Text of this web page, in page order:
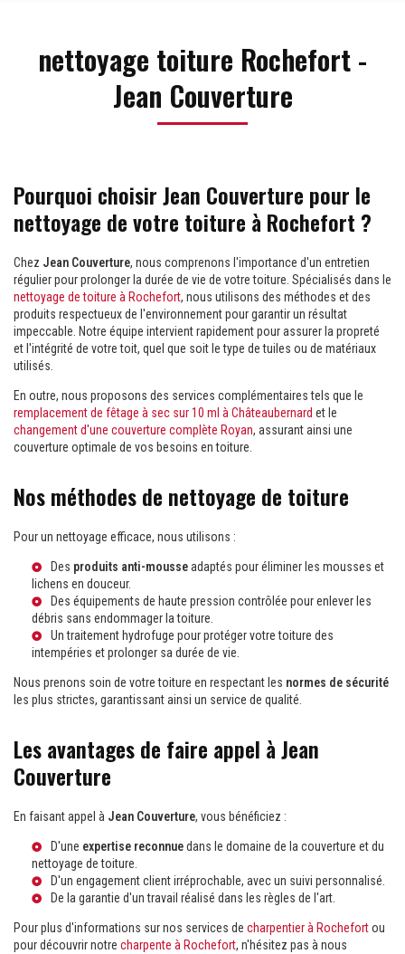
nettoyage toiture Rochefort -
Jean Couverture
Pourquoi choisir Jean Couverture pour le
nettoyage de votre toiture à Rochefort ?
Chez Jean Couverture, nous comprenons l'importance d'un entretien
régulier pour prolonger la durée de vie de votre toiture. Spécialisés dans le
nettoyage de toiture à Rochefort, nous utilisons des méthodes et des
produits respectueux de l'environnement pour garantir un résultat
impeccable. Notre équipe intervient rapidement pour assurer la propreté
et l'intégrité de votre toit, quel que soit le type de tuiles ou de matériaux
utilisés.
En outre, nous proposons des services complémentaires tels que le
remplacement de fêtage à sec sur 10 ml à Châteaubernard et le
changement d'une couverture complète Royan, assurant ainsi une
couverture optimale de vos besoins en toiture.
Nos méthodes de nettoyage de toiture
Pour un nettoyage efficace, nous utilisons :
Des produits anti-mousseadaptés pour éliminer les mousses et
lichens en douceur.
Des équipements de haute pression contrôlée pour enlever les
débris sans endommager la toiture.
Un traitement hydrofuge pour protéger votre toiture des
intempéries et prolonger sa durée de vie.
Nous prenons soin de votre toiture en respectant les normes de sécurité
les plus strictes, garantissant ainsi un service de qualité.
Les avantages de faire appel à Jean
Couverture
En faisant appel à Jean Couverture, vous bénéficiez :
D'une expertise reconnuedans le domaine de la couverture et du
nettoyage de toiture.
D'un engagement client irréprochable, avec un suivi personnalisé.
De la garantie d'un travail réalisé dans les règles de l'art.
Pour plus d'informations sur nos services de charpentier à Rochefortou
pour découvrir notre charpente à Rochefort, n'hésitez pas à nous